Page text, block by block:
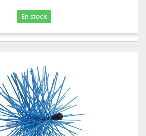
En stock